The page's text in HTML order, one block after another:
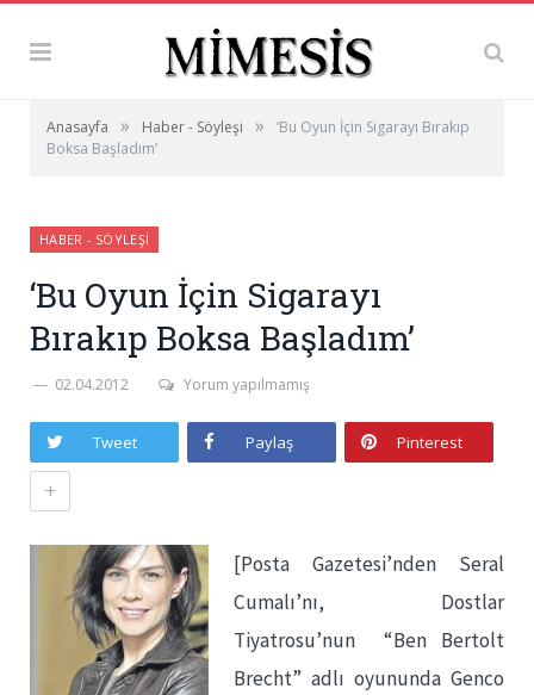
Anasayfa » Haber - Söyleşi »
‘Bu Oyun İçin Sigarayı Bırakıp
Boksa Başladım’
HABER - SÖYLEŞI
‘Bu Oyun İçin Sigarayı
Bırakıp Boksa Başladım’
02.04.2012 Yorum yapılmamış
Tweet Paylaş Pinterest
+
[Posta Gazetesi’nden Seral
Cumalı’nı, Dostlar
Tiyatrosu’nun “Ben Bertolt
Brecht” adlı oyununda Genco